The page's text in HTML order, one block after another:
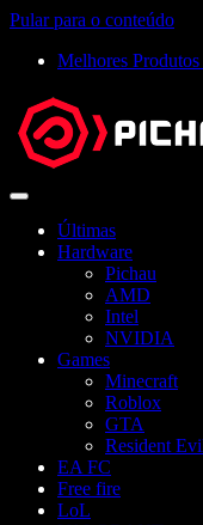
Pular para o conteúdo
Melhores
Abrir
Últimas
Hardware
Pichau
AMD
Intel
NVIDIA
Games
Minecraft
Roblox
GTA
Resident
EA FC
Free fire
LoL